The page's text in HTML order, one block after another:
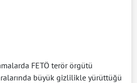
FETÖ terör örgütü
büyük gizlilikle yürüttüğü